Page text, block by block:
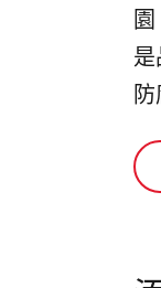
園
是
防